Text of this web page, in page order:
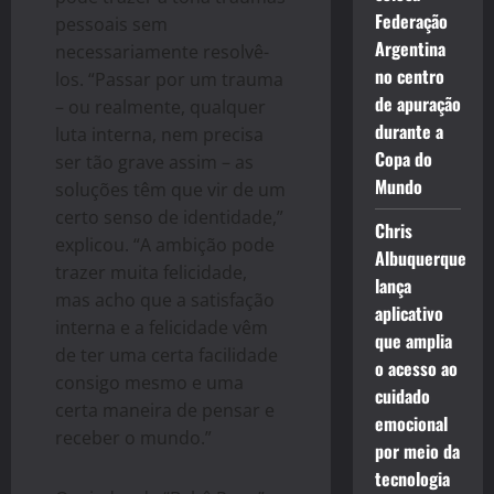
pessoais sem
necessariamente resolvê-
los. “Passar por um trauma
– ou realmente, qualquer
luta interna, nem precisa
ser tão grave assim – as
soluções têm que vir de um
certo senso de identidade,”
explicou. “A ambição pode
trazer muita felicidade,
mas acho que a satisfação
interna e a felicidade vêm
de ter uma certa facilidade
consigo mesmo e uma
certa maneira de pensar e
receber o mundo.”
Federação
Argentina
no centro
de apuração
durante a
Copa do
Mundo
Chris
Albuquerque
lança
aplicativo
que amplia
o acesso ao
cuidado
emocional
por meio da
tecnologia